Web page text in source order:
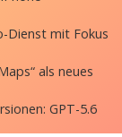
Dienst mit Fokus
als neues
GPT-5.6